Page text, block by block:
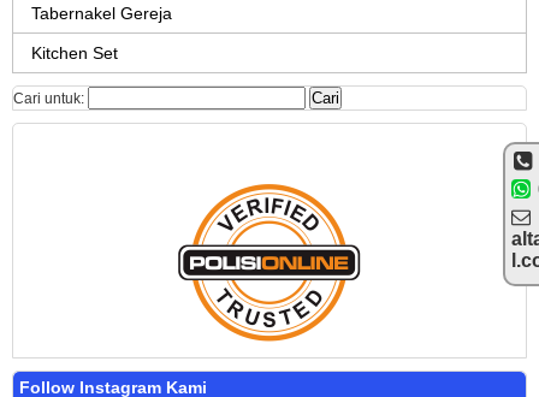
Tabernakel Gereja
Kitchen Set
Cari untuk:
Follow Instagram Kami